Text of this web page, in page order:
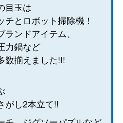
目玉は
とロボット掃除機！
ンドアイテム、
力鍋など
数揃えました!!!
がし2本立て!!